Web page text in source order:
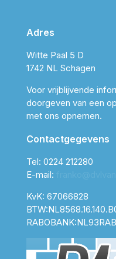
Adres
Witte Paal 5 D
1742 NL Schagen
Voor vrijblijvende
doorgeven van een
met ons opnemen.
Contactgegevens
Tel: 0224 212280
E-mail:
KvK: 67066828